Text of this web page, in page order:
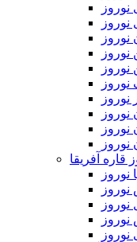
نوروز
نوروز
نوروز
نوروز
نوروز
نوروز
نوروز
نوروز
نوروز
قاره آفریقا
نوروز
نوروز
نوروز